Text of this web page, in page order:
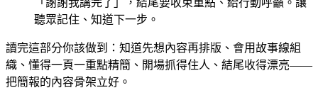
聽眾記住、知道下一步。
讀完這部分你該做到 ：知道先想內容再排版、會用故事線組
織、懂得一頁一重點精簡、開場抓得住人、結尾收得漂亮——
把簡報的內容骨架立好。